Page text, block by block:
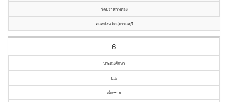
วัดปราสาททอง
คณะจังหวัดสุพรรณบุรี
6
ประถมศึกษา
ป.๖
เด็กชาย